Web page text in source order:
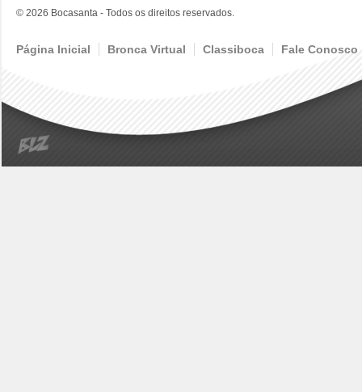
© 2026 Bocasanta - Todos os direitos reservados.
Página Inicial Bronca Virtual Classiboca Fale Conosco